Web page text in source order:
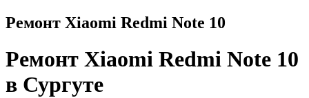
Ремонт Xiaomi Redmi Note 10
Ремонт Xiaomi Redmi Note 10
в Сургуте